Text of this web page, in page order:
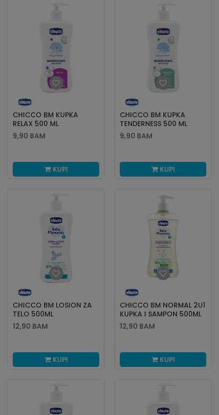
CHICCO BM KUPKA
RELAX 500 ML
9,90 BAM
KUPI
CHICCO BM KUPKA
TENDERNESS 500 ML
9,90 BAM
KUPI
CHICCO BM LOSION ZA
TELO 500ML
12,90 BAM
KUPI
CHICCO BM NORMAL 2U1
KUPKA I SAMPON 500ML
12,90 BAM
KUPI